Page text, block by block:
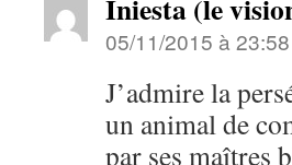
Iniesta (le
05/11/2015 à 23:58
J’admire la
un animal de
par ses maîtres